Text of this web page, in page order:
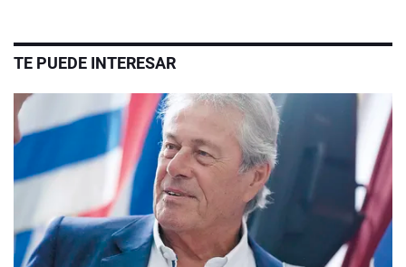
TE PUEDE INTERESAR